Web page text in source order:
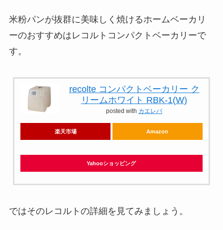
米粉パンが抜群に美味しく焼けるホームベーカリ
ーのおすすめはレコルトコンパクトベーカリーで
す。
recolte コンパクトベーカリー ク
リームホワイト RBK-1(W)
posted with カエレバ
楽天市場 Amazon
Yahooショッピング
ではそのレコルトの詳細を見てみましょう。